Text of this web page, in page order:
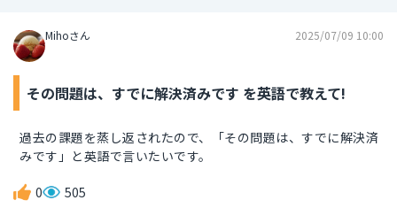
Mihoさん 2025/07/09 10:00
その問題は、すでに解決済みです を英語で教えて!
過去の課題を蒸し返されたので、「その問題は、すでに解決済
みです」と英語で言いたいです。
0 505